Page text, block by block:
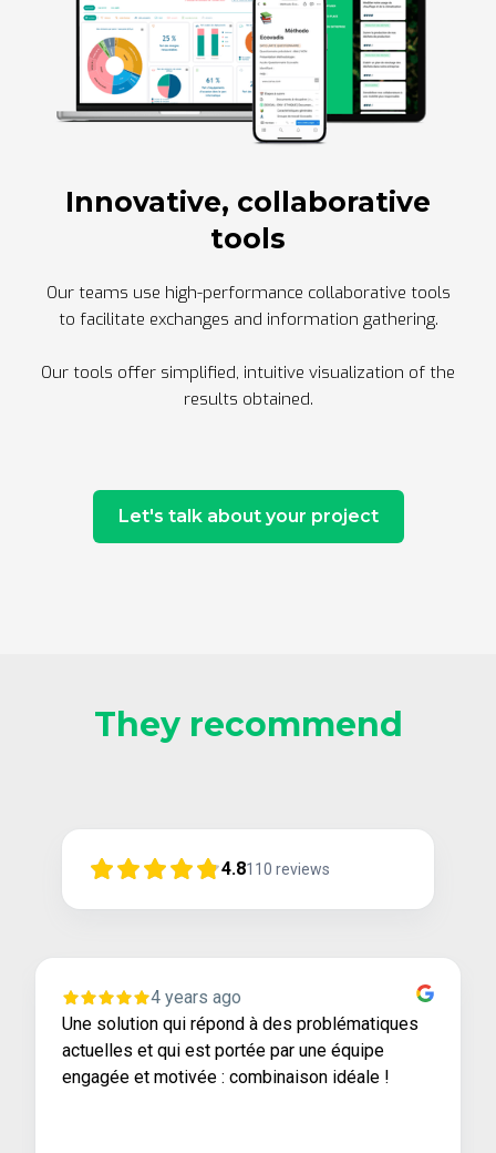
Innovative, collaborative
tools
Our teams use high-performance collaborative tools
to facilitate exchanges and information gathering.
Our tools offer simplified, intuitive visualization of the
results obtained.
Let's talk about your project
They recommend
4.8110 reviews
4 years ago
Une solution qui répond à des problématiques
actuelles et qui est portée par une équipe
engagée et motivée : combinaison idéale !